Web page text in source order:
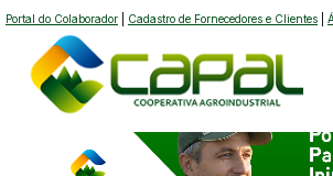
Portal do Colaborador Cadastro de Fornecedores e Clientes